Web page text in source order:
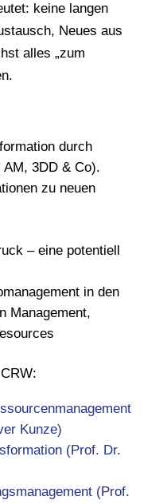
keine langen
Neues aus
alles „zum
durch
3DD & Co).
zu neuen
– eine potentiell
in den
Management,
Kunze)
(Prof. Dr.
(Prof.